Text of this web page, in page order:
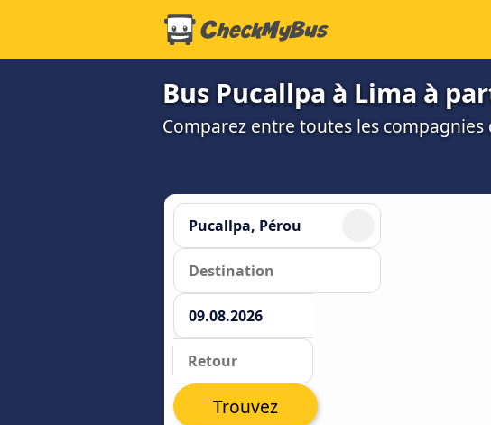
Bus Pucallpa à Lima à
Comparez entre toutes les
Trouvez